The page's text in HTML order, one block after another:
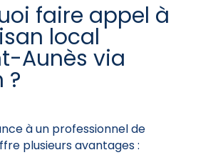
faire appel à
local
Aunès via
?
à un professionnel de
plusieurs avantages :